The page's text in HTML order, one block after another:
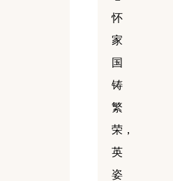
怀
家
国
铸
繁
荣，
英
姿